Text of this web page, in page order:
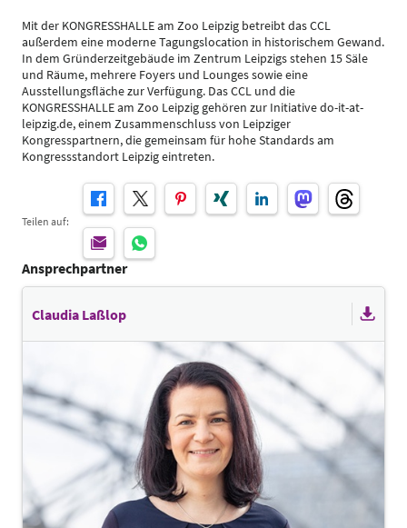
Mit der KONGRESSHALLE am Zoo Leipzig betreibt das CCL
außerdem eine moderne Tagungslocation in historischem Gewand.
In dem Gründerzeitgebäude im Zentrum Leipzigs stehen 15 Säle
und Räume, mehrere Foyers und Lounges sowie eine
Ausstellungsfläche zur Verfügung. Das CCL und die
KONGRESSHALLE am Zoo Leipzig gehören zur Initiative do-it-at-
leipzig.de, einem Zusammenschluss von Leipziger
Kongresspartnern, die gemeinsam für hohe Standards am
Kongressstandort Leipzig eintreten.
Teilen auf:
Ansprechpartner
Claudia Laßlop